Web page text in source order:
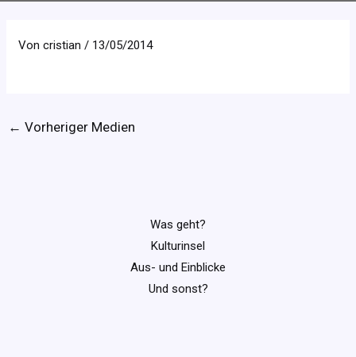
Voncristian/ 13/05/2014
← Vorheriger Medien
Was geht?
Kulturinsel
Aus- und Einblicke
Und sonst?